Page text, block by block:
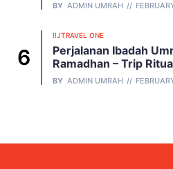
BY ADMIN UMRAH
!!JTRAVEL ONE
Perjalanan Ibadah
Ramadhan – Trip
BY ADMIN UMRAH